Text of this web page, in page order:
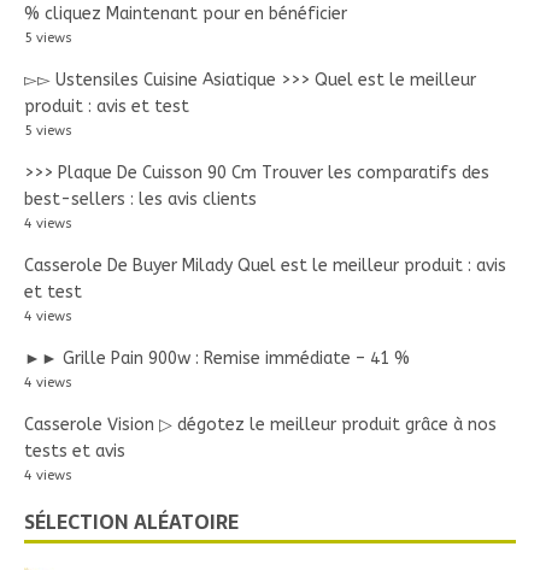
% cliquez Maintenant pour en bénéficier
5 views
▻▻ Ustensiles Cuisine Asiatique >>> Quel est le meilleur
produit : avis et test
5 views
>>> Plaque De Cuisson 90 Cm Trouver les comparatifs des
best-sellers : les avis clients
4 views
Casserole De Buyer Milady Quel est le meilleur produit : avis
et test
4 views
►► Grille Pain 900w : Remise immédiate – 41 %
4 views
Casserole Vision ▷ dégotez le meilleur produit grâce à nos
tests et avis
4 views
SÉLECTION ALÉATOIRE